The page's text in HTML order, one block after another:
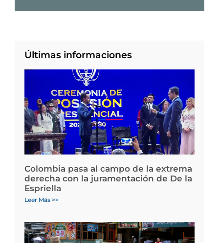
Últimas informaciones
Colombia pasa al campo de la extrema
derecha con la juramentación de De la
Espriella
Leer Más >>